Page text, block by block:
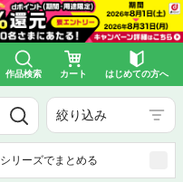
作品検索 カート はじめての方へ
絞り込み
シリーズでまとめる